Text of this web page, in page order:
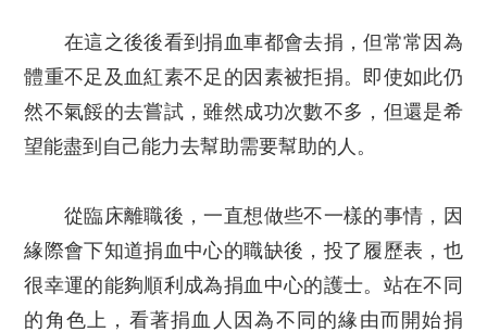
在這之後後看到捐血車都會去捐，但常常因為
體重不足及血紅素不足的因素被拒捐。即使如此仍
然不氣餒的去嘗試，雖然成功次數不多，但還是希
望能盡到自己能力去幫助需要幫助的人。
從臨床離職後，一直想做些不一樣的事情，因
緣際會下知道捐血中心的職缺後，投了履歷表，也
很幸運的能夠順利成為捐血中心的護士。站在不同
的角色上，看著捐血人因為不同的緣由而開始捐